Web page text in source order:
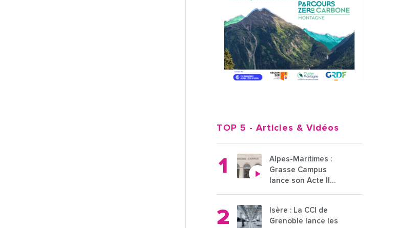
TOP 5 - Articles & Vidéos
Alpes-Maritimes :
Grasse Campus
lance son Acte II
pour l'enseignement
supérieur
Isère : La CCI de
Grenoble lance les